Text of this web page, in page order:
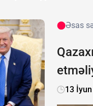
Əsas
13